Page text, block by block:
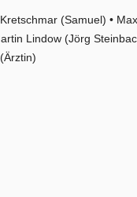
(Samuel) •
Lindow (Jörg